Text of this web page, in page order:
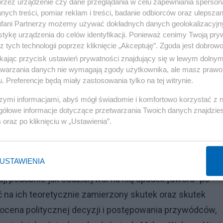
administracji Królestwa Polskiego oraz ogromnego
Powstanie zaprzepaściło wszystkie te osiągnięcia,
konfiskaty majątków na gigantyczną skalę i
Zamiast organicznej pracy, jakiej świadkiem był
który szybko skończył się klęską.
je jako ideową i duchową podstawę dla
okolicznościach powtórzył się ten sam
straceńczej i nic niedającej walki, kosztującej życie
dla kultury materialnej. Te ostatnie, śmiem
jak oddziaływał na nią upadek „dworu” po
ich teoretycznie zamierzony skutek oraz skutek
politycznej decyzji i postępowania przywódców,
treści, pomiar reklam i treści, badanie odbiorców oraz
Partnerzy możemy używać dokładnych danych
urządzenia do celów identyfikacji. Ponieważ cenimy Twoją
tych technologii poprzez kliknięcie „Akceptuję”. Zgoda jest
przycisk ustawień prywatności znajdujący się w lewym
danych nie wymagają zgody użytkownika, ale masz
Preferencje będą miały zastosowania tylko na tej witrynie.
informacjami, abyś mógł świadomie i komfortowo korzystać z
informacje dotyczące przetwarzania Twoich danych
oraz po kliknięciu w „Ustawienia”.
USTAWIENIA